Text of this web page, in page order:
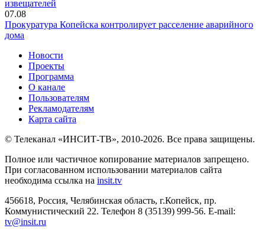
извещателей
07.08
Прокуратура Копейска контролирует расселение аварийного
дома
Новости
Проекты
Программа
О канале
Пользователям
Рекламодателям
Карта сайта
© Телеканал «ИНСИТ-ТВ», 2010-2026. Все права защищены.
Полное или частичное копирование материалов запрещено.
При согласованном использовании материалов сайта
необходима ссылка на insit.tv
456618, Россия, Челябинская область, г.Копейск, пр.
Коммунистический 22. Телефон 8 (35139) 999-56. E-mail:
tv@insit.ru